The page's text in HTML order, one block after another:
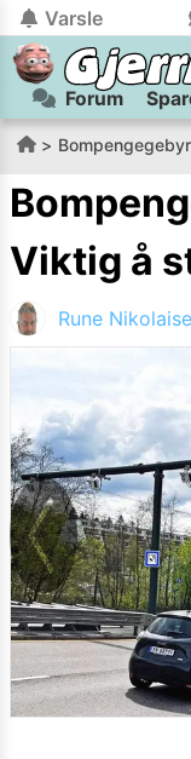
Varsle
Logg inn på
Du kan logge inn /
gjerrigknark.com ved
Logg inn med
Send inn tips:
Har du et tips til
flaxlodd!
Kamera
Velg
Send inn
Vil du være
kontaktdetaljer i
Forum
Viktig å
Rune